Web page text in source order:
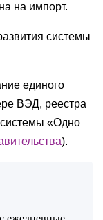
на импорт.
системы
единого
ВЭД, реестра
системы «Одно
).